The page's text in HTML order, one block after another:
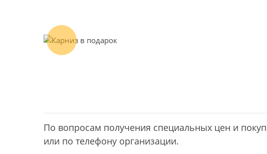
предыдущий
По вопросам получения специальных цен и
или по телефону организации.